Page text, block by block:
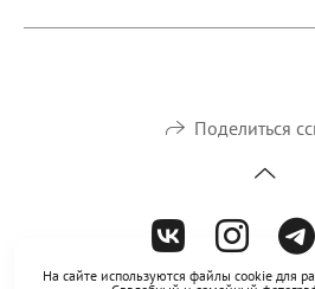
Поделиться
На сайте используются файлы cookie для